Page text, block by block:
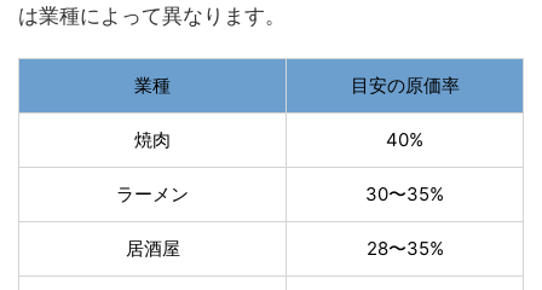
は業種によって異なります。
業種 目安の原価率
焼肉 40%
ラーメン 30〜35%
居酒屋 28〜35%